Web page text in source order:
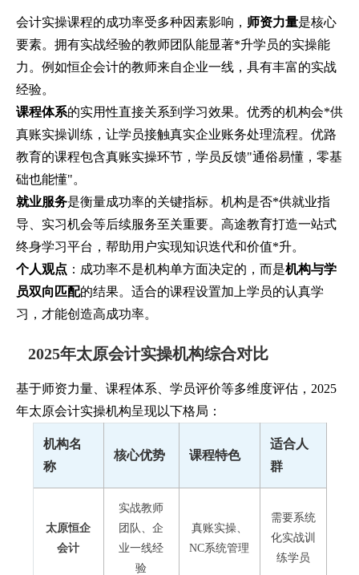
会计实操课程的成功率受多种因素影响， 师资力量是核心
要素。拥有实战经验的教师团队能显著*升学员的实操能
力。例如恒企会计的教师来自企业一线，具有丰富的实战
经验。
课程体系的实用性直接关系到学习效果。优秀的机构会*供
真账实操训练，让学员接触真实企业账务处理流程。优路
教育的课程包含真账实操环节，学员反馈"通俗易懂，零基
础也能懂"。
就业服务是衡量成功率的关键指标。机构是否*供就业指
导、实习机会等后续服务至关重要。高途教育打造一站式
终身学习平台，帮助用户实现知识迭代和价值*升。
个人观点 ：成功率不是机构单方面决定的，而是机构与学
员双向匹配的结果。适合的课程设置加上学员的认真学
习，才能创造高成功率。
2025年太原会计实操机构综合对比
基于师资力量、课程体系、学员评价等多维度评估，2025
年太原会计实操机构呈现以下格局：
机构名
称
核心优势 课程特色
适合人
群
太原恒企
会计
实战教师
团队、企
业一线经
验
真账实操、
NC系统管理
需要系统
化实战训
练学员